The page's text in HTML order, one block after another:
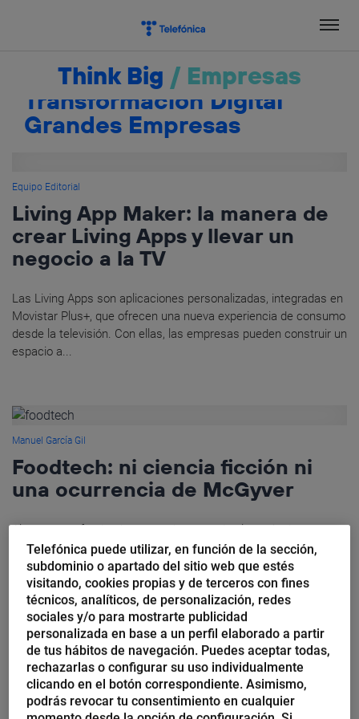
Think Big / Empresas
Transformación Digital
Grandes Empresas
Equipo Editorial
Living App Maker: la manera de
crear Living Apps y llevar un
negocio a la TV
Las Living Apps son aplicaciones personalizadas, integradas en
Movistar Plus+, que ofrecen una nueva experiencia de consumo
desde la televisión. Con ellas, las empresas pueden construir un
espacio a...
Manuel García Gil
Foodtech: ni ciencia ficción ni
una ocurrencia de McGyver
Al pensar en foodtech a menudo recuerdo el pasaje de una
novela de ciencia ficción, en el que se hablaba de comer unos
jugosos filetes, los cuales, hasta hacía...
Cristóbal Corredor Ardoy
Queridos Reyes Magos: menos
reuniones y una colaboración
Telefónica puede utilizar, en función de la sección,
subdominio o apartado del sitio web que estés
visitando, cookies propias y de terceros con fines
técnicos, analíticos, de personalización, redes
sociales y/o para mostrarte publicidad
personalizada en base a un perfil elaborado a partir
de tus hábitos de navegación. Puedes aceptar todas,
rechazarlas o configurar su uso individualmente
clicando en el botón correspondiente. Asimismo,
podrás revocar tu consentimiento en cualquier